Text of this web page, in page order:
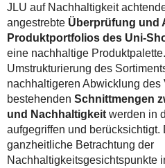
JLU auf Nachhaltigkeit
angestrebte Überprüfung und
Produktportfolios des Uni-
eine nachhaltige
Umstrukturierung des
nachhaltigeren Abwicklung des
bestehenden Schnittmengen
und Nachhaltigkeitwerden in
aufgegriffen und berücksichtigt.
ganzheitliche Betrachtung der
Nachhaltigkeitsgesichtspunkte